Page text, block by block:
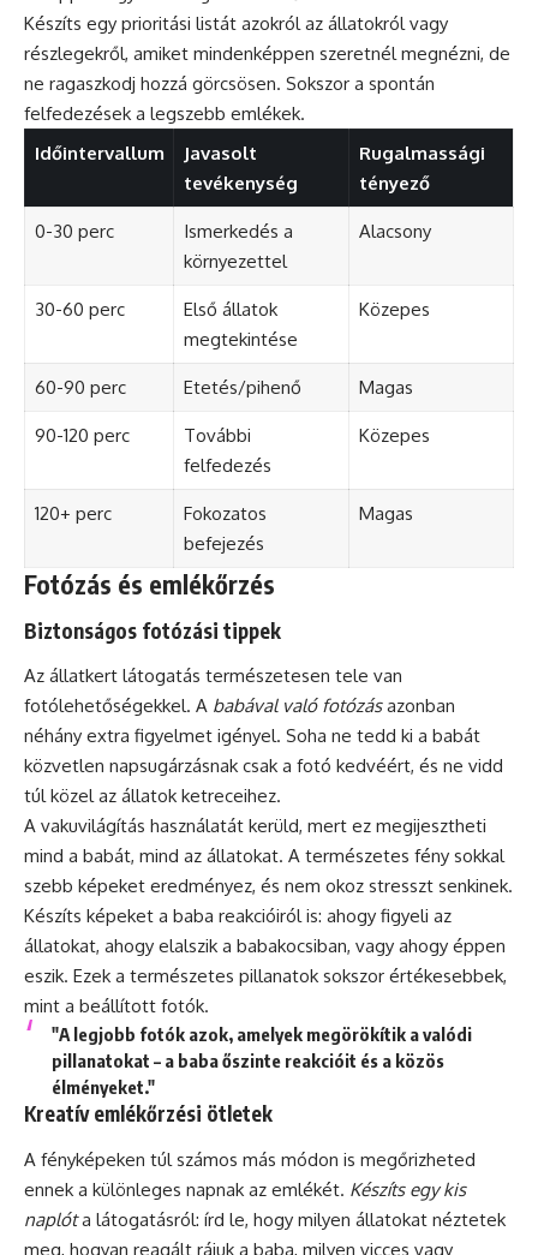
Készíts egy prioritási listát azokról az állatokról vagy
részlegekről, amiket mindenképpen szeretnél megnézni, de
ne ragaszkodj hozzá görcsösen. Sokszor a spontán
felfedezések a legszebb emlékek.
Időintervallum
Javasolt
tevékenység
Rugalmassági
tényező
0-30 perc
Ismerkedés a
környezettel
Alacsony
30-60 perc
Első állatok
megtekintése
Közepes
60-90 perc Etetés/pihenő Magas
90-120 perc
További
felfedezés
Közepes
120+ perc
Fokozatos
befejezés
Magas
Fotózás és emlékőrzés
Biztonságos fotózási tippek
Az állatkert látogatás természetesen tele van
fotólehetőségekkel. A babával való fotózásazonban
néhány extra figyelmet igényel. Soha ne tedd ki a babát
közvetlen napsugárzásnak csak a fotó kedvéért, és ne vidd
túl közel az állatok ketreceihez.
A vakuvilágítás használatát kerüld, mert ez megijesztheti
mind a babát, mind az állatokat. A természetes fény sokkal
szebb képeket eredményez, és nem okoz stresszt senkinek.
Készíts képeket a baba reakcióiról is: ahogy figyeli az
állatokat, ahogy elalszik a babakocsiban, vagy ahogy éppen
eszik. Ezek a természetes pillanatok sokszor értékesebbek,
mint a beállított fotók.
"A legjobb fotók azok, amelyek megörökítik a valódi
pillanatokat – a baba őszinte reakcióit és a közös
élményeket."
Kreatív emlékőrzési ötletek
A fényképeken túl számos más módon is megőrizheted
ennek a különleges napnak az emlékét. Készíts egy kis
naplóta látogatásról: írd le, hogy milyen állatokat néztetek
meg, hogyan reagált rájuk a baba, milyen vicces vagy